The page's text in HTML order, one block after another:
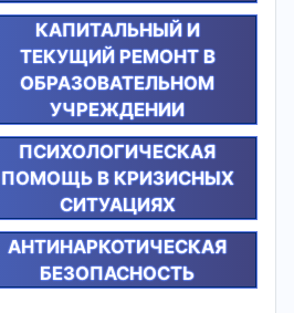
КАПИТАЛЬНЫЙ И
ТЕКУЩИЙ РЕМОНТ В
ОБРАЗОВАТЕЛЬНОМ
УЧРЕЖДЕНИИ
ПСИХОЛОГИЧЕСКАЯ
ПОМОЩЬ В КРИЗИСНЫХ
СИТУАЦИЯХ
АНТИНАРКОТИЧЕСКАЯ
БЕЗОПАСНОСТЬ